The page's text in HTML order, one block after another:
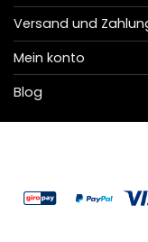
Versand und
Mein konto
Blog